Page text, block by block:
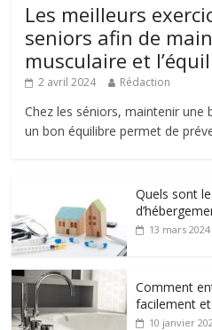
Les meilleurs
seniors afin de
musculaire et
2 avril 2024 Rédaction
Chez les séniors, maintenir
un bon équilibre permet de
Quels sont
13 mars 2024
Comment
facilement
10 janvier